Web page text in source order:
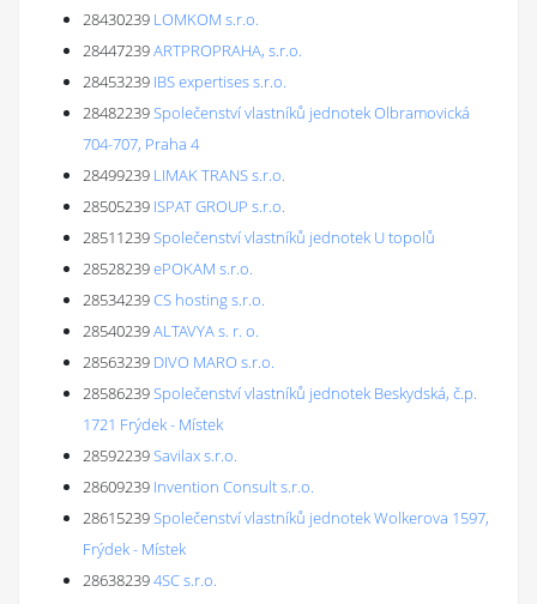
28430239 LOMKOM s.r.o.
28447239ARTPROPRAHA, s.r.o.
28453239 IBS expertises s.r.o.
28482239Společenství vlastníků jednotek Olbramovická
704-707, Praha 4
28499239 LIMAK TRANS s.r.o.
28505239 ISPAT GROUP s.r.o.
28511239Společenství vlastníků jednotek U topolů
28528239ePOKAM s.r.o.
28534239CS hosting s.r.o.
28540239ALTAVYA s. r. o.
28563239 DIVO MARO s.r.o.
28586239Společenství vlastníků jednotek Beskydská, č.p.
1721 Frýdek - Místek
28592239Savilax s.r.o.
28609239 Invention Consult s.r.o.
28615239Společenství vlastníků jednotek Wolkerova 1597,
Frýdek - Místek
286382394SC s.r.o.